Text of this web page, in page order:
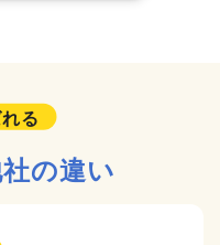
る
の違い